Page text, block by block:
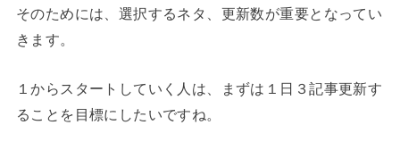
そのためには、選択するネタ、更新数が重要となってい
きます。
１からスタートしていく人は、まずは１日３記事更新す
ることを目標にしたいですね。